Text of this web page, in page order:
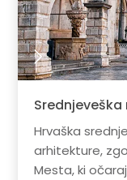
Hrvaška
arhitekture,
Mesta, ki